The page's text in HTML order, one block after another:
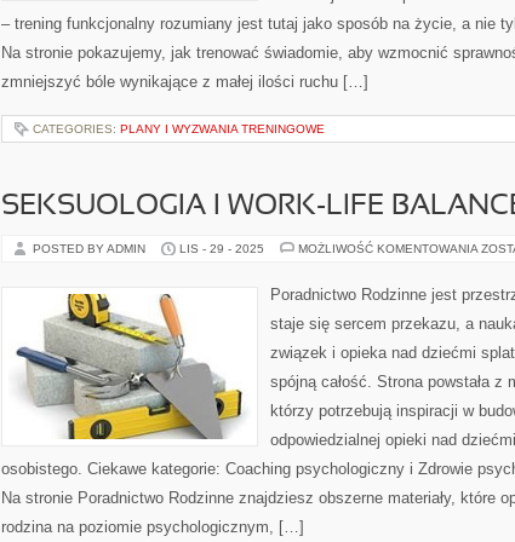
– trening funkcjonalny rozumiany jest tutaj jako sposób na życie, a nie
Na stronie pokazujemy, jak trenować świadomie, aby wzmocnić
zmniejszyć bóle wynikające z małej ilości ruchu […]
CATEGORIES: PLANY I WYZWANIA TRENINGOWE
SEKSUOLOGIA I WORK-LIFE
POSTED BY ADMIN LIS - 29 - 2025 MOŻLIWOŚĆ KOMENTOWANIA
LIFE
Poradnictwo Rodzinne jest
staje się sercem przekazu, a
związek i opieka nad dziećmi
spójną całość. Strona powstała z
którzy potrzebują inspiracji w
odpowiedzialnej opieki nad
osobistego. Ciekawe kategorie: Coaching psychologiczny i Zdrowie
Na stronie Poradnictwo Rodzinne znajdziesz obszerne materiały, które
rodzina na poziomie psychologicznym, […]